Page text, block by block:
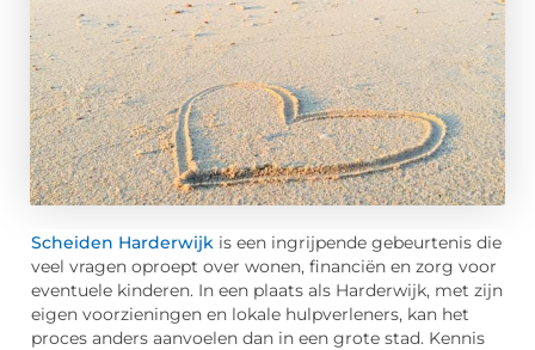
Scheiden Harderwijk is een ingrijpende gebeurtenis die
veel vragen oproept over wonen, financiën en zorg voor
eventuele kinderen. In een plaats als Harderwijk, met zijn
eigen voorzieningen en lokale hulpverleners, kan het
proces anders aanvoelen dan in een grote stad. Kennis